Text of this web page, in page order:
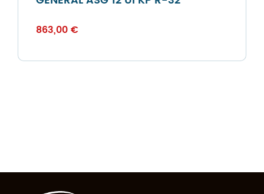
863,00€